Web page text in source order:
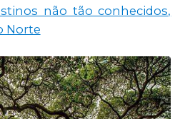
não tão conhecidos,
Norte